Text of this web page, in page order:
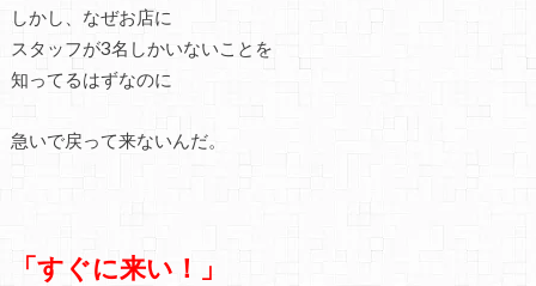
しかし、なぜお店に
スタッフが3名しかいないことを
知ってるはずなのに
急いで戻って来ないんだ。
「すぐに来い！」